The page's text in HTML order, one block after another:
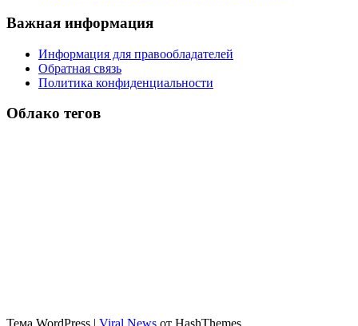
Важная информация
Информация для правообладателей
Обратная связь
Политика конфиденциальности
Облако тегов
Тема WordPress | Viral News от HashThemes